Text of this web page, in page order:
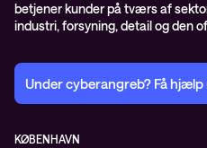
Salgs- og leveringsbetingelser
Selskabsoplysninger og SKI-
betjener kunder på tværs af
industri, forsyning, detail og den
Under cyberangreb? Få hjælp
KØBENHAVN